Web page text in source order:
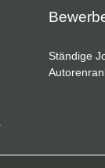
Ständige